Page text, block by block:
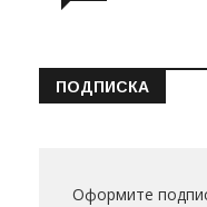
ПОДПИСКА
Оформите